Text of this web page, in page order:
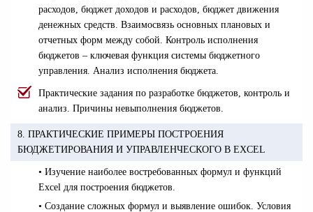
расходов, бюджет доходов и расходов, бюджет движения
денежных средств. Взаимосвязь основных плановых и
отчетных форм между собой. Контроль исполнения
бюджетов – ключевая функция системы бюджетного
управления. Анализ исполнения бюджета.
Практические задания по разработке бюджетов, контроль и
анализ. Причины невыполнения бюджетов.
8. ПРАКТИЧЕСКИЕ ПРИМЕРЫ ПОСТРОЕНИЯ
БЮДЖЕТИРОВАНИЯ И УПРАВЛЕНЧЕСКОГО В EXCEL
• Изучение наиболее востребованных формул и функций
Excel для построения бюджетов.
• Создание сложных формул и выявление ошибок. Условия